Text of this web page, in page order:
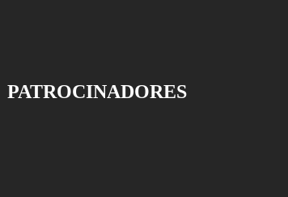
PATROCINADORES